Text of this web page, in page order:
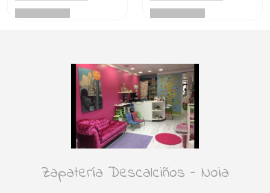
Zapatería Descalciños - Noia